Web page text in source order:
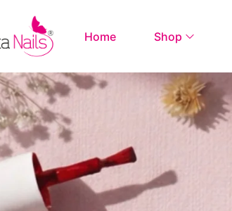
Home Shop